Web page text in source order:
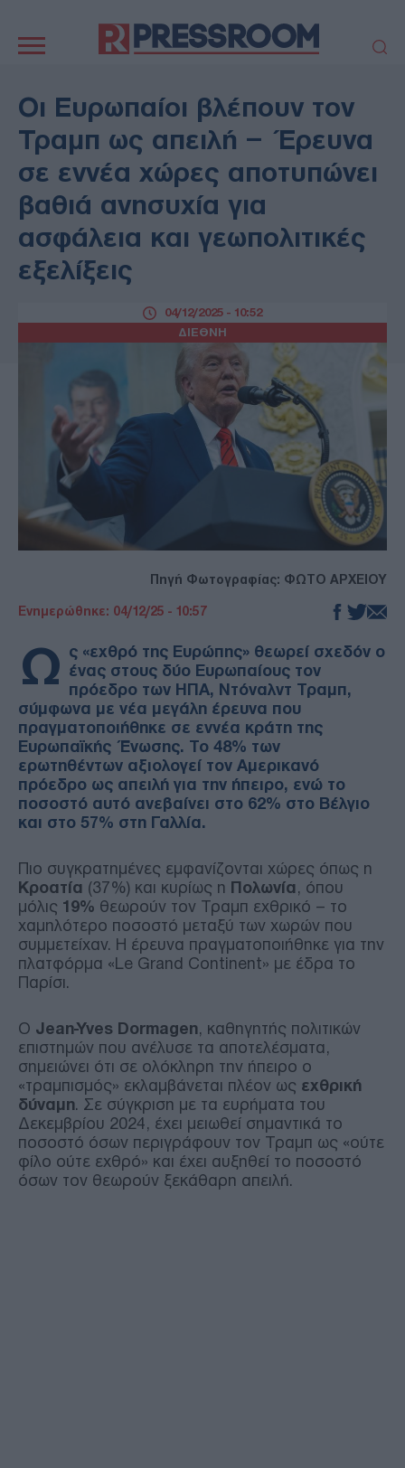
πλοήγηση
ΠΟΛΙΤΙΚΗ
ΤΟΥΡΚΙΑ
ΟΙΚΟΝΟΜΙΑ
ΕΚΚΛΗΣΙΑ
ΑΜΥΝΑ
ΔΙΕΘΝΗ
ΚΥΠΡΟΣ
MEDIA
LIFESTYLE
SPORTS
ΑΥΤΟΔΙΟΙΚΗΣΗ
AUTO - MOTO
ΥΓΕΙΑ
ΖΩΔΙΑ
ΑΡΘΡΟΓΡΑΦΙΑ
Οι Ευρωπαίοι βλέπουν τον
Τραμπ ως απειλή – Έρευνα
σε εννέα χώρες αποτυπώνει
βαθιά ανησυχία για
ασφάλεια και γεωπολιτικές
εξελίξεις
ΔΙΕΘΝΗ
04/12/2025 - 10:52
Πηγή Φωτογραφίας: ΦΩΤΟ ΑΡΧΕΙΟΥ
Ενημερώθηκε: 04/12/25 - 10:57
Ω ς «εχθρό της Ευρώπης» θεωρεί σχεδόν ο
ένας στους δύο Ευρωπαίους τον
πρόεδρο των ΗΠΑ, Ντόναλντ Τραμπ,
σύμφωνα με νέα μεγάλη έρευνα που
πραγματοποιήθηκε σε εννέα κράτη της
Ευρωπαϊκής Ένωσης. Το 48% των
ερωτηθέντων αξιολογεί τον Αμερικανό
πρόεδρο ως απειλή για την ήπειρο, ενώ το
ποσοστό αυτό ανεβαίνει στο 62% στο Βέλγιο
και στο 57% στη Γαλλία.
Πιο συγκρατημένες εμφανίζονται χώρες όπως η
Κροατία (37%) και κυρίως η Πολωνία, όπου
μόλις 19% θεωρούν τον Τραμπ εχθρικό – το
χαμηλότερο ποσοστό μεταξύ των χωρών που
συμμετείχαν. Η έρευνα πραγματοποιήθηκε για την
πλατφόρμα «Le Grand Continent» με έδρα το
Παρίσι.
Ο Jean-Yves Dormagen, καθηγητής πολιτικών
επιστημών που ανέλυσε τα αποτελέσματα,
σημειώνει ότι σε ολόκληρη την ήπειρο ο
«τραμπισμός» εκλαμβάνεται πλέον ως εχθρική
δύναμη. Σε σύγκριση με τα ευρήματα του
Δεκεμβρίου 2024, έχει μειωθεί σημαντικά το
ποσοστό όσων περιγράφουν τον Τραμπ ως «ούτε
φίλο ούτε εχθρό» και έχει αυξηθεί το ποσοστό
όσων τον θεωρούν ξεκάθαρη απειλή.